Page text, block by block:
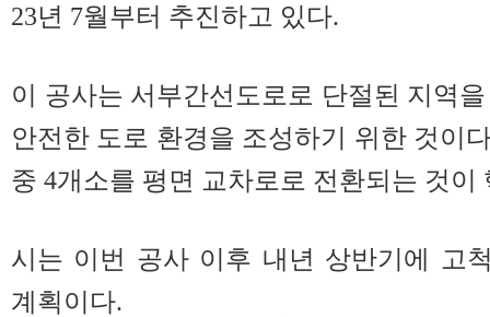
23년 7월부터 추진하고 있다.
이 공사는 서부간선도로로 단절된 지역
안전한 도로 환경을 조성하기 위한 것이
중 4개소를 평면 교차로로 전환되는 것이
시는 이번 공사 이후 내년 상반기에 고
계획이다.